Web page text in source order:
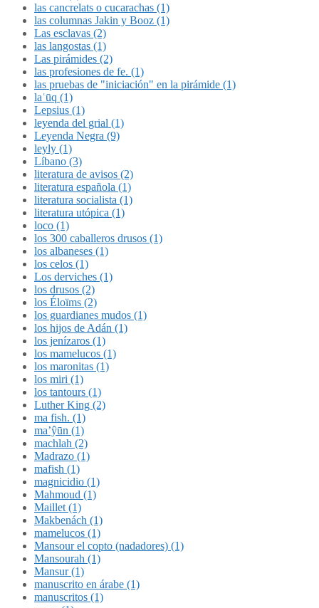
las cancrelats o cucarachas (1)
las columnas Jakin y Booz (1)
Las esclavas (2)
las langostas (1)
Las pirámides (2)
las profesiones de fe. (1)
las pruebas de "iniciación" en la pirámide (1)
laʿūq (1)
Lepsius (1)
leyenda del grial (1)
Leyenda Negra (9)
leyly (1)
Líbano (3)
literatura de avisos (2)
literatura española (1)
literatura socialista (1)
literatura utópica (1)
loco (1)
los 300 caballeros drusos (1)
los albaneses (1)
los celos (1)
Los derviches (1)
los drusos (2)
los Éloïms (2)
los guardianes mudos (1)
los hijos de Adán (1)
los jenízaros (1)
los mamelucos (1)
los maronitas (1)
los miri (1)
los tantours (1)
Luther King (2)
ma fish. (1)
ma’ŷūn (1)
machlah (2)
Madrazo (1)
mafish (1)
magnicidio (1)
Mahmoud (1)
Maillet (1)
Makbenách (1)
mamelucos (1)
Mansour el copto (nadadores) (1)
Mansourah (1)
Mansur (1)
manuscrito en árabe (1)
manuscritos (1)